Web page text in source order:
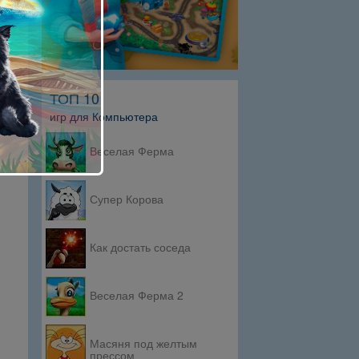
ТОП 10
игр для Компьютера
Веселая Ферма
Супер Корова
Как достать соседа
Веселая Ферма 2
Масяня под желтым
прессом